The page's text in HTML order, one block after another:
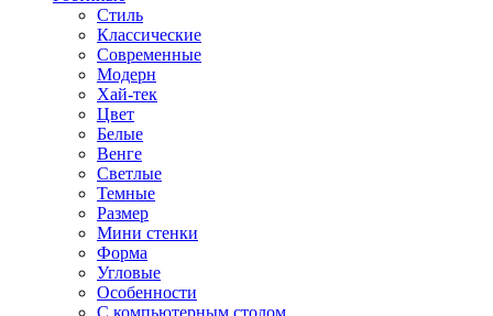
Стиль
Классические
Современные
Модерн
Хай-тек
Цвет
Белые
Венге
Светлые
Темные
Размер
Мини стенки
Форма
Угловые
Особенности
С компьютерным столом